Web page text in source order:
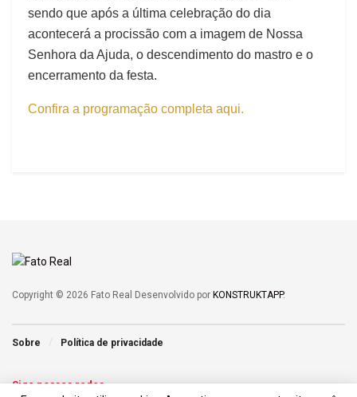
sendo que após a última celebração do dia
acontecerá a procissão com a imagem de Nossa
Senhora da Ajuda, o descendimento do mastro e o
encerramento da festa.
Confira a programação completa aqui.
Copyright © 2026 Fato Real Desenvolvido por KONSTRUKTAPP.
Sobre Política de privacidade
Siga nossas redes